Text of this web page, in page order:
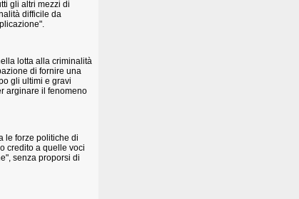
gli altri mezzi di
difficile da
lotta alla criminalità
di fornire una
gli ultimi e gravi
arginare il fenomeno
le forze politiche di
credito a quelle voci
senza proporsi di